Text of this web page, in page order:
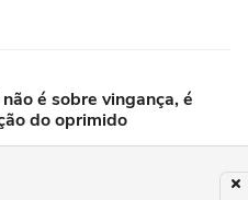
é sobre vingança, é
do oprimido